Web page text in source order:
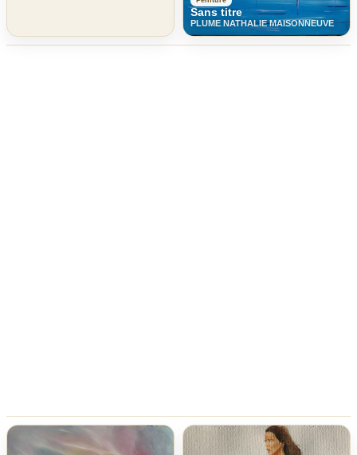
Sans titre
PLUME NATHALIE MAISONNEUVE